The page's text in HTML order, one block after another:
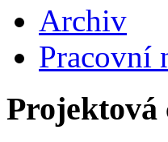
Archiv
Pracovní
Projektová